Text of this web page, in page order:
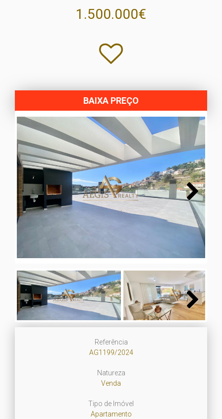
1.500.000€
BAIXA PREÇO
Next
Next
Referência
AG1199/2024
Natureza
Venda
Tipo de Imóvel
Apartamento